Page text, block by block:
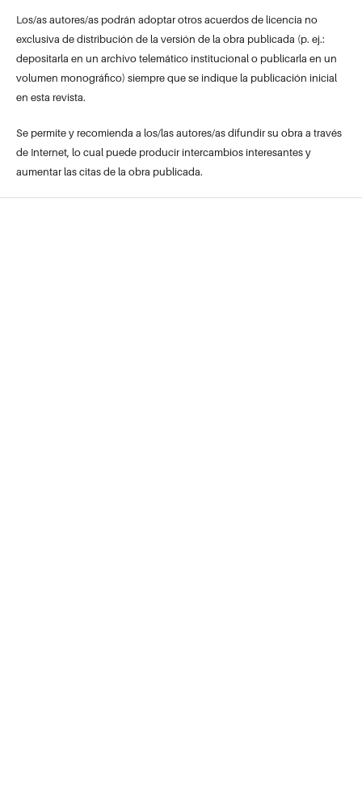
Los/as autores/as podrán adoptar otros acuerdos de licencia no
exclusiva de distribución de la versión de la obra publicada (p. ej.:
depositarla en un archivo telemático institucional o publicarla en un
volumen monográfico) siempre que se indique la publicación inicial
en esta revista.
Se permite y recomienda a los/las autores/as difundir su obra a través
de Internet, lo cual puede producir intercambios interesantes y
aumentar las citas de la obra publicada.